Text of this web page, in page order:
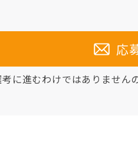
応
に進むわけではありませんの